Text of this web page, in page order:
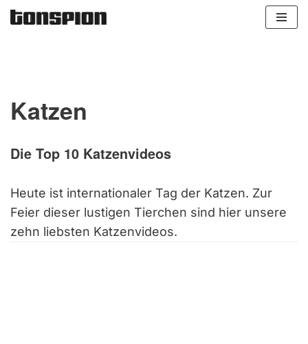
Katzen
Die Top 10 Katzenvideos
Heute ist internationaler Tag der Katzen. Zur
Feier dieser lustigen Tierchen sind hier unsere
zehn liebsten Katzenvideos.